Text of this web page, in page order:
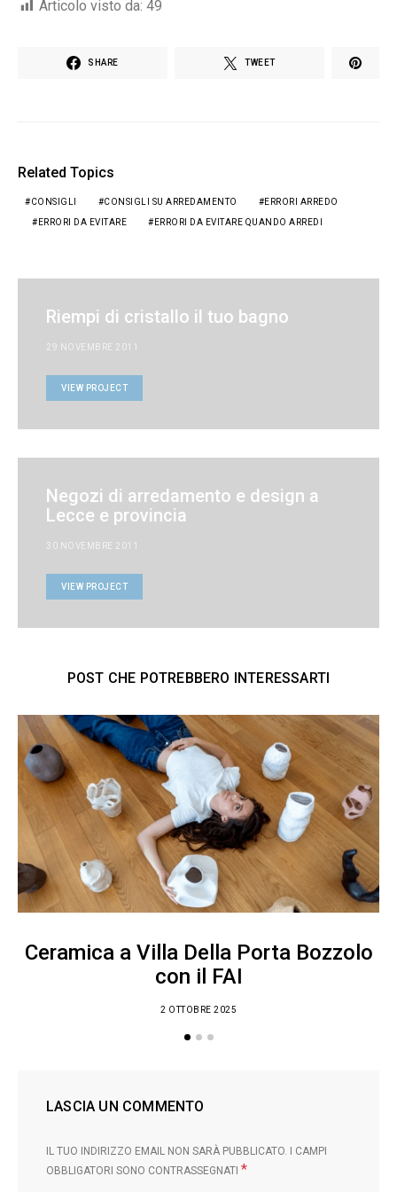
Articolo visto da: 49
SHARE TWEET
Related Topics
CONSIGLI CONSIGLI SU ARREDAMENTO ERRORI ARREDO
ERRORI DA EVITARE ERRORI DA EVITARE QUANDO ARREDI
Riempi di cristallo il tuo bagno
29 NOVEMBRE 2011
VIEW PROJECT
Negozi di arredamento e design a
Lecce e provincia
30 NOVEMBRE 2011
VIEW PROJECT
POST CHE POTREBBERO INTERESSARTI
Ceramica a Villa Della Porta Bozzolo
con il FAI
2 OTTOBRE 2025
LASCIA UN COMMENTO
IL TUO INDIRIZZO EMAIL NON SARÀ PUBBLICATO.
I CAMPI
OBBLIGATORI SONO CONTRASSEGNATI *